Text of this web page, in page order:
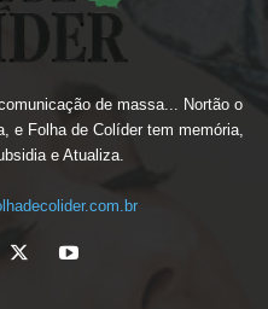
de massa... Nortão o
e Folha de Colíder tem memória,
e Atualiza.